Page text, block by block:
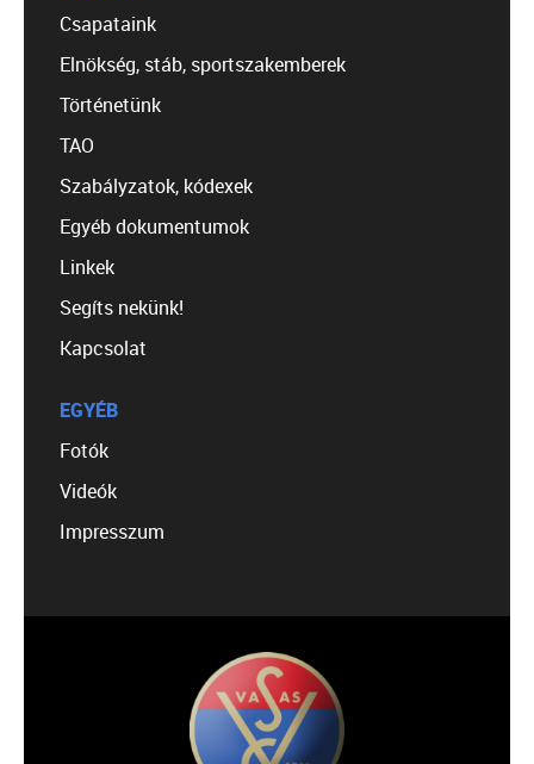
Csapataink
Elnökség, stáb, sportszakemberek
Történetünk
TAO
Szabályzatok, kódexek
Egyéb dokumentumok
Linkek
Segíts nekünk!
Kapcsolat
EGYÉB
Fotók
Videók
Impresszum